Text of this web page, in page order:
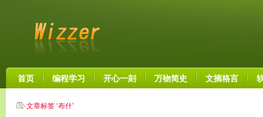
首页 编程学习 开心一刻 万物简史 文摘格言
文章标签 ‘布什’